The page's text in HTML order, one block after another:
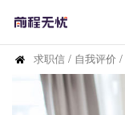
求职信 / 自我评价 /